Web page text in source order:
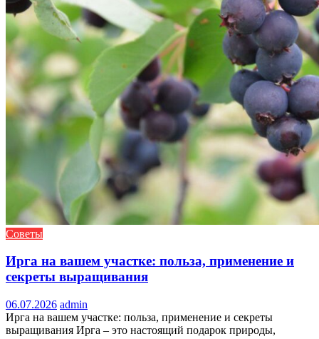
Советы
Ирга на вашем участке: польза, применение и
секреты выращивания
06.07.2026 admin
Ирга на вашем участке: польза, применение и секреты
выращивания Ирга – это настоящий подарок природы,